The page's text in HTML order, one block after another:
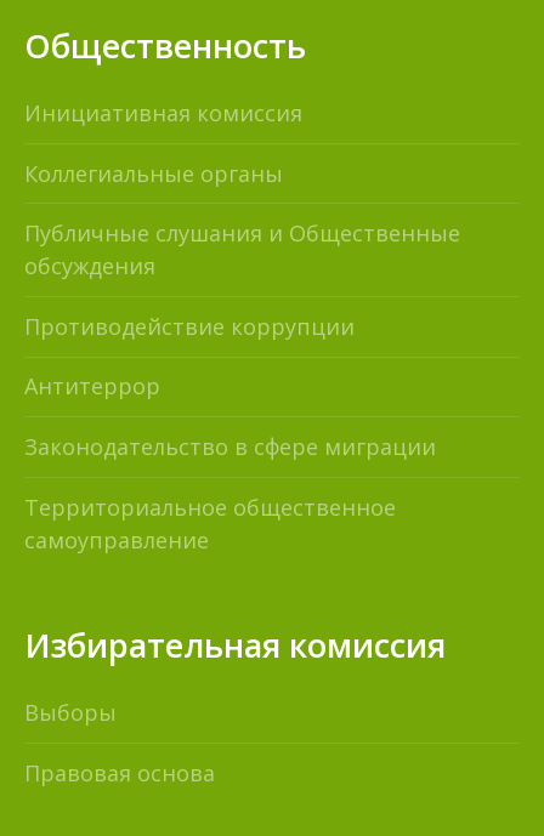
Общественность
Инициативная комиссия
Коллегиальные органы
Публичные слушания и Общественные
обсуждения
Противодействие коррупции
Антитеррор
Законодательство в сфере миграции
Территориальное общественное
самоуправление
Избирательная комиссия
Выборы
Правовая основа